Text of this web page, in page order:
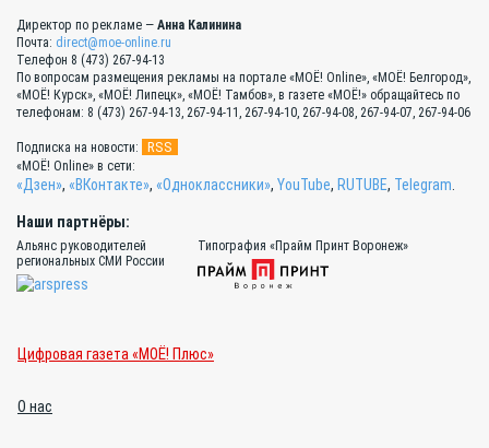
Директор по рекламе — Анна Калинина
Почта: direct@moe-online.ru
Телефон 8 (473) 267-94-13
По вопросам размещения рекламы на портале «МОЁ! Online», «МОЁ! Белгород»,
«МОЁ! Курск», «МОЁ! Липецк», «МОЁ! Тамбов», в газете «МОЁ!» обращайтесь по
телефонам: 8 (473) 267-94-13, 267-94-11, 267-94-10, 267-94-08, 267-94-07, 267-94-06
Подписка на новости: RSS
«МОЁ! Online» в сети:
«Дзен», «ВКонтакте», «Одноклассники», YouTube, RUTUBE, Telegram
Наши партнёры:
Альянс руководителей
региональных СМИ России
Типография «Прайм Принт Воронеж»
Цифровая газета «МОЁ! Плюс»
О нас